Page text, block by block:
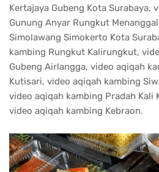
Kertajaya Gubeng Kota Surabaya,
Gunung Anyar Rungkut
Simolawang Simokerto Kota
kambing Rungkut Kalirungkut,
Gubeng Airlangga, video aqiqah
Kutisari, video aqiqah kambing
video aqiqah kambing Pradah Kali
video aqiqah kambing Kebraon.